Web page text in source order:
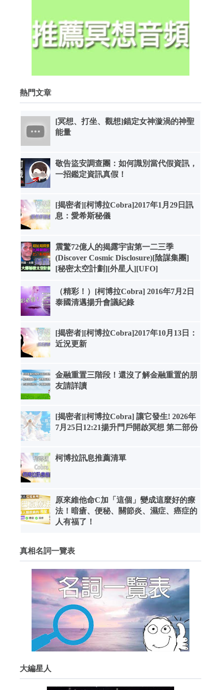
熱門文章
[冥想、打坐、觀想]錨定女神漩渦的神聖
能量
敬告盜安調查團：如何識別當代假資訊，
一招鑑定資訊真假！
[揭密者][柯博拉Cobra]2017年1月29日訊
息：愛希斯秘儀
震驚72億人的揭露宇宙第一二三季
(Discover Cosmic Disclosure)[陰謀集團]
[秘密太空計劃][外星人][UFO]
（精彩！）[柯博拉Cobra] 2016年7月2日
泰國清邁揚升會議紀錄
[揭密者][柯博拉Cobra]2017年10月13日：
近況更新
金融重置三階段！還沒了解金融重置的朋
友請詳讀
[揭密者][柯博拉Cobra] 讓它發生! 2026年
7月25日12:21揚升門戶開啟冥想 第二部份
柯博拉訊息推薦清單
原來維他命C加「這個」變成這麼好的療
法！暗瘡、便秘、關節炎、濕症、癌症的
人有福了！
真相名詞一覽表
大編星人